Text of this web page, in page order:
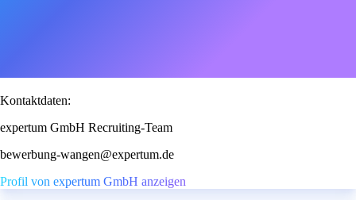
Kontaktdaten:
expertum GmbH Recruiting-Team
bewerbung-wangen@expertum.de
Profil von expertum GmbH anzeigen